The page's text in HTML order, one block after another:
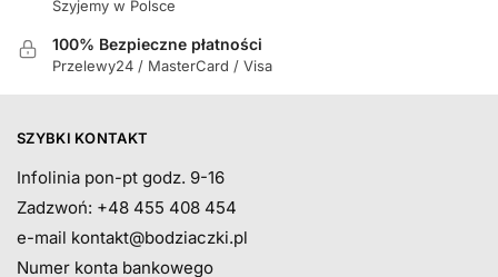
Szyjemy w Polsce
100% Bezpieczne płatności
Przelewy24 / MasterCard / Visa
SZYBKI KONTAKT
Infolinia pon-pt godz. 9-16
Zadzwoń: +48 455 408 454
e-mail kontakt@bodziaczki.pl
Numer konta bankowego